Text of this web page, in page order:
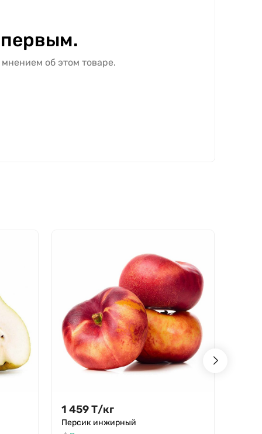
об этом товаре.
1 459Т/кг
Персик инжирный